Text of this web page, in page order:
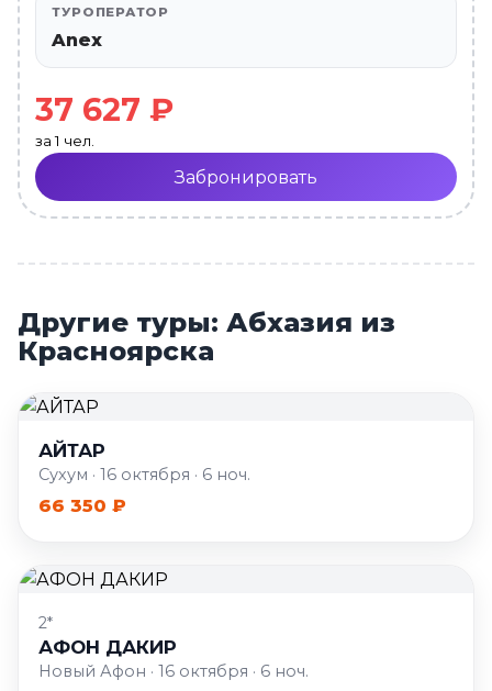
ТУРОПЕРАТОР
Anex
37 627 ₽
за 1 чел.
Забронировать
Другие туры: Абхазия из
Красноярска
АЙТАР
Сухум · 16 октября · 6 ноч.
66 350 ₽
2*
АФОН ДАКИР
Новый Афон · 16 октября · 6 ноч.